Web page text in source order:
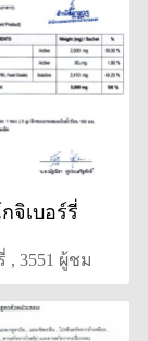
จิเบอร์รี่
, 3551 ผู้ชม